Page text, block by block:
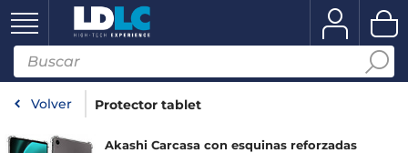
Volver Protector tablet
Akashi Carcasa con esquinas reforzadas